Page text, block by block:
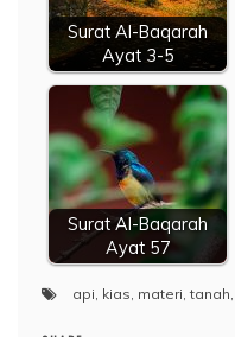
Surat Al-Baqarah
Ayat 3-5
Surat Al-Baqarah
Ayat 57
api kias materi ,tanah